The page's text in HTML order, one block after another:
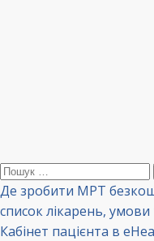
Пошук:
Де зробити МРТ
список лікарень,
Кабінет пацієнта в